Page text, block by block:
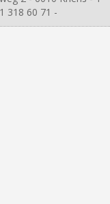
318 60 71 -